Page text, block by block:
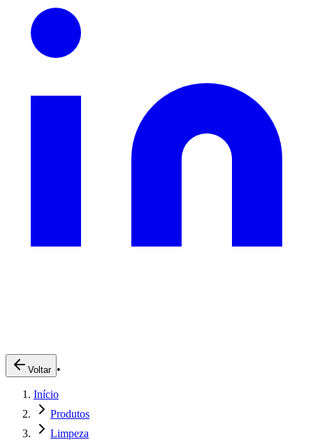
Pedidos Online
Trabalhe Conosco
Voltar •
Início
Produtos
Limpeza